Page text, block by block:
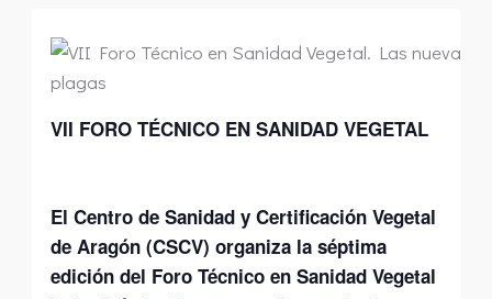
VII FORO TÉCNICO EN SANIDAD VEGETAL
El Centro de Sanidad y Certificación Vegetal
de Aragón (CSCV) organiza la séptima
edición del Foro Técnico en Sanidad Vegetal